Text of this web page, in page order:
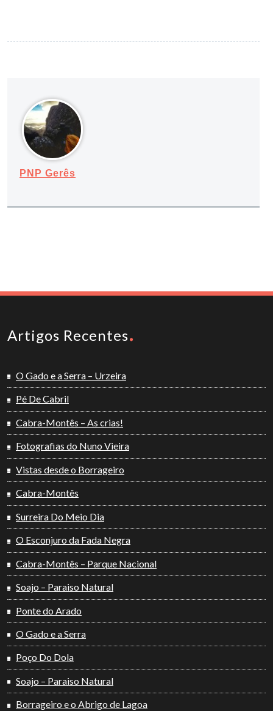
PNP Gerês
Artigos Recentes
O Gado e a Serra – Urzeira
Pé De Cabril
Cabra-Montês – As crias!
Fotografias do Nuno Vieira
Vistas desde o Borrageiro
Cabra-Montês
Surreira Do Meio Dia
O Esconjuro da Fada Negra
Cabra-Montês – Parque Nacional
Soajo – Paraiso Natural
Ponte do Arado
O Gado e a Serra
Poço Do Dola
Soajo – Paraiso Natural
Borrageiro e o Abrigo de Lagoa